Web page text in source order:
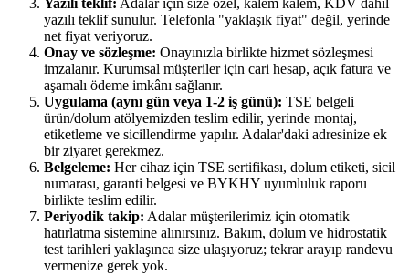
Yazılı teklif: Adalar için size özel, kalem kalem, KDV dahil
yazılı teklif sunulur. Telefonla "yaklaşık fiyat" değil, yerinde
net fiyat veriyoruz.
Onay ve sözleşme: Onayınızla birlikte hizmet sözleşmesi
imzalanır. Kurumsal müşteriler için cari hesap, açık fatura ve
aşamalı ödeme imkânı sağlanır.
Uygulama (aynı gün veya 1-2 iş günü): TSE belgeli
ürün/dolum atölyemizden teslim edilir, yerinde montaj,
etiketleme ve sicillendirme yapılır. Adalar'daki adresinize ek
bir ziyaret gerekmez.
Belgeleme: Her cihaz için TSE sertifikası, dolum etiketi, sicil
numarası, garanti belgesi ve BYKHY uyumluluk raporu
birlikte teslim edilir.
Periyodik takip: Adalar müşterilerimiz için otomatik
hatırlatma sistemine alınırsınız. Bakım, dolum ve hidrostatik
test tarihleri yaklaşınca size ulaşıyoruz; tekrar arayıp randevu
vermenize gerek yok.